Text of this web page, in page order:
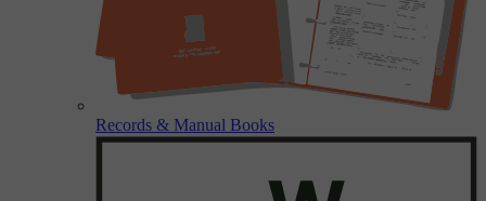
Records & Manual Books